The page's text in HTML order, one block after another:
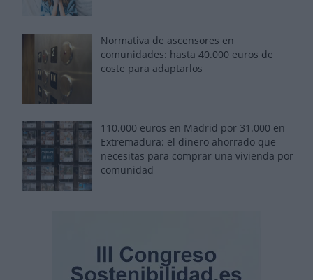
Normativa de ascensores en
comunidades: hasta 40.000 euros de
coste para adaptarlos
110.000 euros en Madrid por 31.000 en
Extremadura: el dinero ahorrado que
necesitas para comprar una vivienda por
comunidad